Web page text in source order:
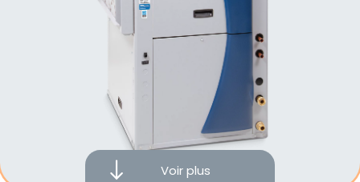
Fourni du chauffage
Climatisation Jusqu’à 30.5 SEER
Voir plus